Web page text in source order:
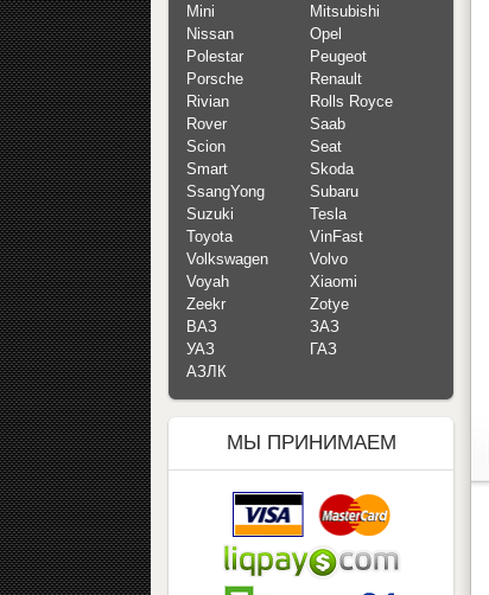
Mini
Mitsubishi
Nissan
Opel
Polestar
Peugeot
Porsche
Renault
Rivian
Rolls Royce
Rover
Saab
Scion
Seat
Smart
Skoda
SsangYong
Subaru
Suzuki
Tesla
Toyota
VinFast
Volkswagen
Volvo
Voyah
Xiaomi
Zeekr
Zotye
ВАЗ
ЗАЗ
УАЗ
ГАЗ
АЗЛК
МЫ ПРИНИМАЕМ